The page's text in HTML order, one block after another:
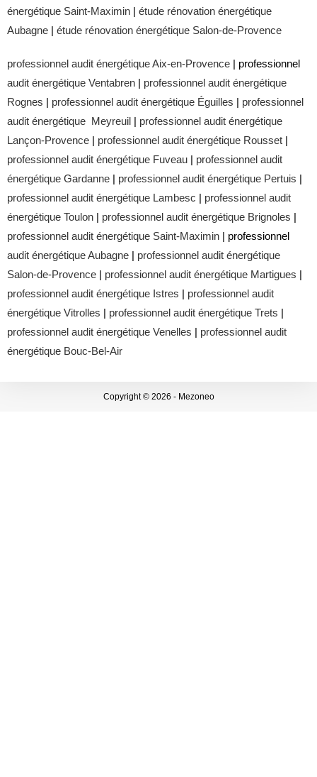
énergétique Saint-Maximin | étude rénovation énergétique
Aubagne | étude rénovation énergétique Salon-de-Provence
professionnel audit énergétique Aix-en-Provence | professionnel
audit énergétique Ventabren | professionnel audit énergétique
Rognes | professionnel audit énergétique Éguilles | professionnel
audit énergétique Meyreuil | professionnel audit énergétique
Lançon-Provence | professionnel audit énergétique Rousset |
professionnel audit énergétique Fuveau | professionnel audit
énergétique Gardanne | professionnel audit énergétique Pertuis |
professionnel audit énergétique Lambesc | professionnel audit
énergétique Toulon | professionnel audit énergétique Brignoles |
professionnel audit énergétique Saint-Maximin | professionnel
audit énergétique Aubagne | professionnel audit énergétique
Salon-de-Provence | professionnel audit énergétique Martigues |
professionnel audit énergétique Istres | professionnel audit
énergétique Vitrolles | professionnel audit énergétique Trets |
professionnel audit énergétique Venelles | professionnel audit
énergétique Bouc-Bel-Air
Copyright © 2026 - Mezoneo